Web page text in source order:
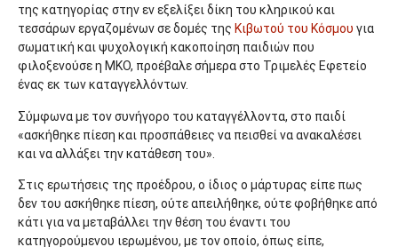
της κατηγορίας στην εν εξελίξει δίκη του κληρικού και
τεσσάρων εργαζομένων σε δομές της Κιβωτού του Κόσμου για
σωματική και ψυχολογική κακοποίηση παιδιών που
φιλοξενούσε η ΜΚΟ, προέβαλε σήμερα στο Τριμελές Εφετείο
ένας εκ των καταγγελλόντων.
Σύμφωνα με τον συνήγορο του καταγγέλλοντα, στο παιδί
«ασκήθηκε πίεση και προσπάθειες να πεισθεί να ανακαλέσει
και να αλλάξει την κατάθεση του».
Στις ερωτήσεις της προέδρου, ο ίδιος ο μάρτυρας είπε πως
δεν του ασκήθηκε πίεση, ούτε απειλήθηκε, ούτε φοβήθηκε από
κάτι για να μεταβάλλει την θέση του έναντι του
κατηγορούμενου ιερωμένου, με τον οποίο, όπως είπε,